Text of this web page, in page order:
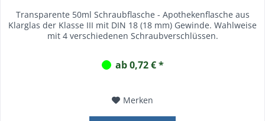
Transparente 50ml Schraubflasche - Apothekenflasche aus
Klarglas der Klasse III mit DIN 18 (18 mm) Gewinde. Wahlweise
mit 4 verschiedenen Schraubverschlüssen.
ab 0,72 € *
Merken